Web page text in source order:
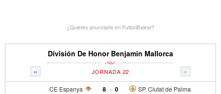
¿Quieres anunciarte en FutbolBalear?
División De Honor Benjamin Mallorca
« »
JORNADA 22
CE Espanya 8 - SP. Ciutat de Palma
0